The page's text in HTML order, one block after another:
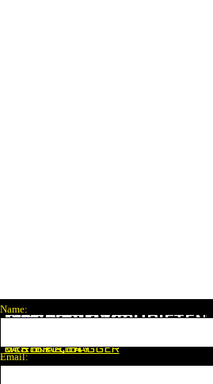
MAGAZINE
VERTKAL DAY
MODELLZEITSCHRIFTEN
LASTER & BAGGER
Name:
Email:
DIVERSELINKS
HERSTELLER